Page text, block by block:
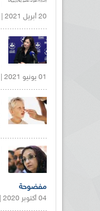
20 أبريل 2021 |
01 يونيو 2021 |
مفضوحة
04 أكتوبر 2020 |